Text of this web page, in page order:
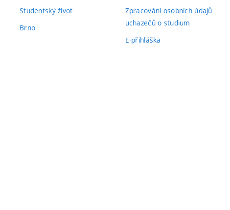
Studentský život
Brno
Zpracování osobních údajů
uchazečů o studium
E-přihláška